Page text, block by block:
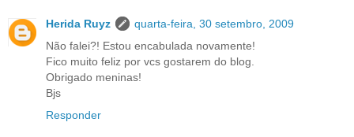
Herida Ruyz
quarta-feira, 30 setembro, 2009
Não falei?! Estou encabulada novamente!
Fico muito feliz por vcs gostarem do blog.
Obrigado meninas!
Bjs
Responder